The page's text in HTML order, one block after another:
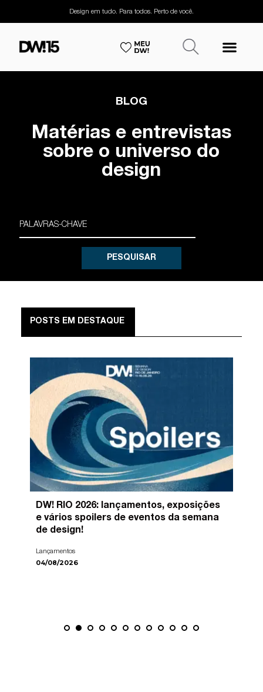
Design em tudo. Para todos. Perto de você.
BLOG
Matérias e entrevistas
sobre o universo do
design
PESQUISAR
POSTS EM DESTAQUE
DW! RIO 2026: lançamentos, exposições
e vários spoilers de eventos da semana
de design!
Lançamentos
04/08/2026